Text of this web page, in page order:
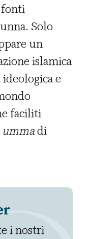
Solo
un
islamica
e
faciliti
ummadi
i nostri